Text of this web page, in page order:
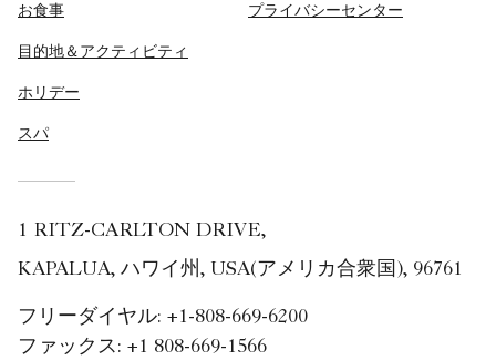
お食事
目的地＆アクティビティ
ホリデー
スパ
プライバシーセンター
1 RITZ-CARLTON DRIVE,
KAPALUA, ハワイ州, USA(アメリカ合衆国), 96761
フリーダイヤル: +1-808-669-6200
ファックス: +1 808-669-1566